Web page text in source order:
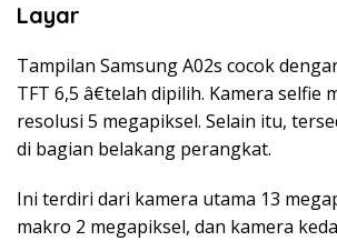
Layar
Tampilan Samsung A02s cocok
TFT 6,5 â€telah dipilih. Kamera selfie
resolusi 5 megapiksel. Selain itu,
di bagian belakang perangkat.
Ini terdiri dari kamera utama 13
makro 2 megapiksel, dan kamera